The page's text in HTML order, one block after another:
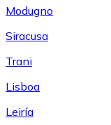
Modugno
Siracusa
Trani
Lisboa
Leiría